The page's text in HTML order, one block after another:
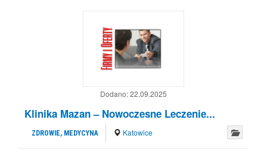
Dodano:22.09.2025
Klinika Mazan – Nowoczesne Leczenie...
ZDROWIE, MEDYCYNA Katowice